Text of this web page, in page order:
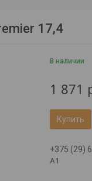
17,4
В наличии
1 871
Купить
+375 (29)
A1